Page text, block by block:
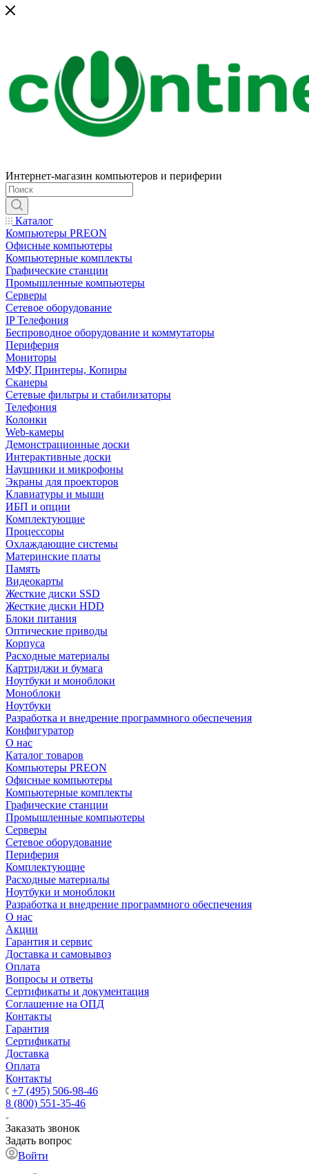
Интернет-магазин компьютеров и периферии
Каталог
Компьютеры PREON
Офисные компьютеры
Компьютерные комплекты
Графические станции
Промышленные компьютеры
Серверы
Сетевое оборудование
IP Телефония
Беспроводное оборудование и коммутаторы
Периферия
Мониторы
МФУ, Принтеры, Копиры
Сканеры
Сетевые фильтры и стабилизаторы
Телефония
Колонки
Web-камеры
Демонстрационные доски
Интерактивные доски
Наушники и микрофоны
Экраны для проекторов
Клавиатуры и мыши
ИБП и опции
Комплектующие
Процессоры
Охлаждающие системы
Материнские платы
Память
Видеокарты
Жесткие диски SSD
Жесткие диски HDD
Блоки питания
Оптические приводы
Корпуса
Расходные материалы
Картриджи и бумага
Ноутбуки и моноблоки
Моноблоки
Ноутбуки
Разработка и внедрение программного обеспечения
Конфигуратор
О нас
Каталог товаров
Компьютеры PREON
Офисные компьютеры
Компьютерные комплекты
Графические станции
Промышленные компьютеры
Серверы
Сетевое оборудование
Периферия
Комплектующие
Расходные материалы
Ноутбуки и моноблоки
Разработка и внедрение программного обеспечения
О нас
Акции
Гарантия и сервис
Доставка и самовывоз
Оплата
Вопросы и ответы
Сертификаты и документация
Соглашение на ОПД
Контакты
Гарантия
Сертификаты
Доставка
Оплата
Контакты
+7 (495) 506-98-46
8 (800) 551-35-46
Заказать звонок
Задать вопрос
Войти